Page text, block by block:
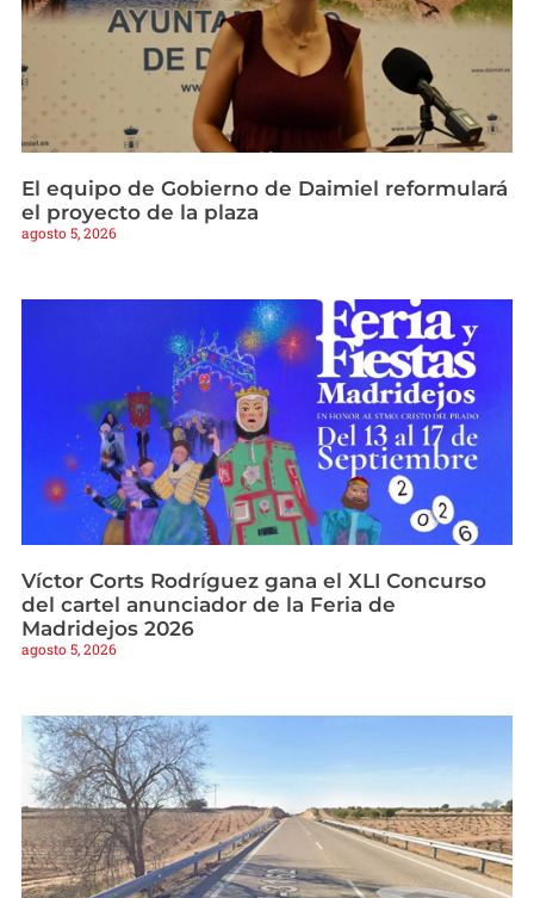
El equipo de Gobierno de Daimiel reformulará
el proyecto de la plaza
agosto 5, 2026
Víctor Corts Rodríguez gana el XLI Concurso
del cartel anunciador de la Feria de
Madridejos 2026
agosto 5, 2026